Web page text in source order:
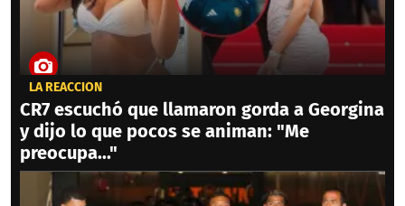
LA REACCIÓN
CR7 escuchó que llamaron gorda a Georgina
y dijo lo que pocos se animan: "Me
preocupa..."